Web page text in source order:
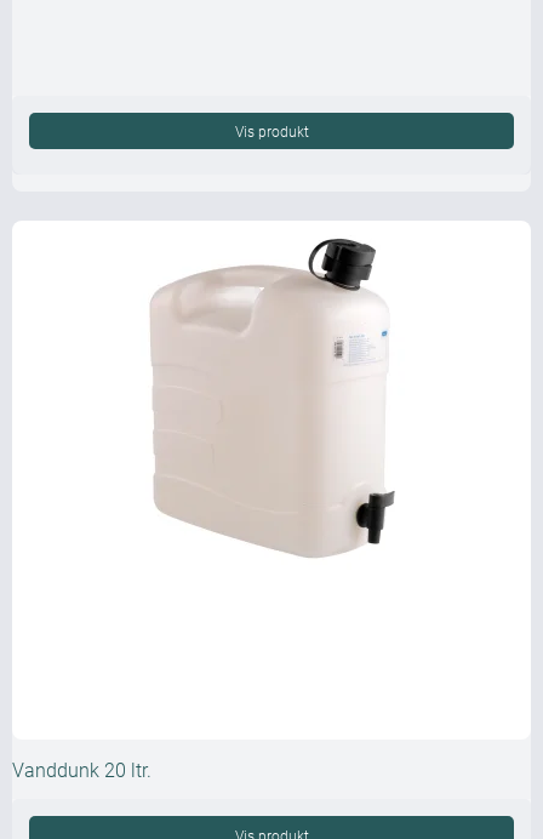
Vis produkt
Vanddunk 20 ltr.
Vis produkt